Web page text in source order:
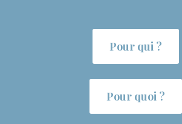
Pour qui ?
Pour quoi ?